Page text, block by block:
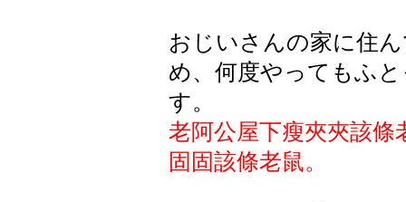
おじいさんの家に住
め、何度やってもふ
す。
老阿公屋下瘦夾夾該條
固固該條老鼠。